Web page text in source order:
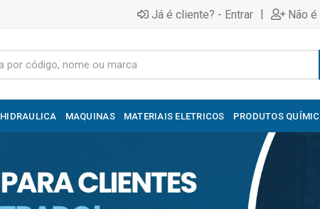
Já é cliente? - Entrar | Não
HIDRAULICA MAQUINAS MATERIAIS ELETRICOS PRODUTOS